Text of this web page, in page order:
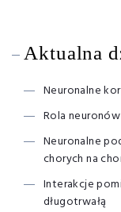
Aktualna
Neuronalne
Rola
Neuronalne
chorych na
Interakcje
długotrwałą